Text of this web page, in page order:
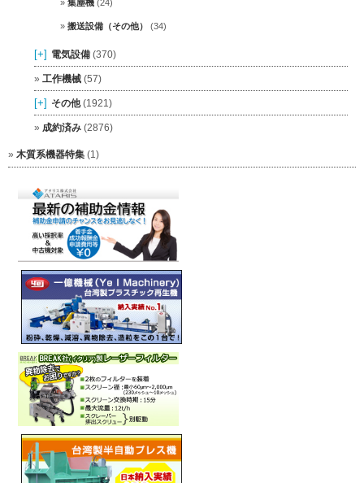
集塵機 (24)
搬送設備（その他） (34)
[+] 電気設備 (370)
工作機械 (57)
[+] その他(1921)
成約済み (2876)
木質系機器特集 (1)